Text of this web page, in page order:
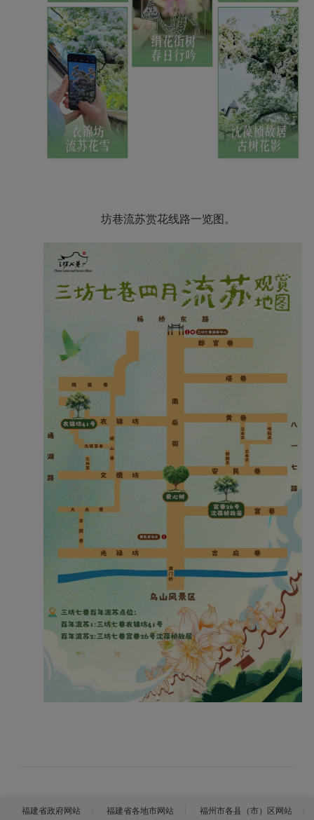
坊巷流苏赏花线路一览图。
福建省政府网站 福建省各地市网站 福州市各县（市）区网站